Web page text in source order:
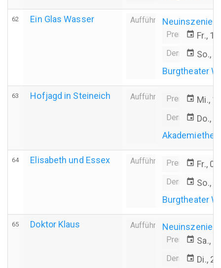
62 Ein Glas Wasser Aufführung
Premiere
event Fr.,
Derniere
event So.,
Burgtheater
63 Hofjagd in Steineich AufführungPremiere
event Mi.,
Derniere
event Do.,
64 Elisabeth und Essex AufführungPremiere
event Fr.,
Derniere
event So.,
Burgtheater
65 Doktor Klaus Aufführung
Premiere
event Sa.,
Derniere
event Di.,